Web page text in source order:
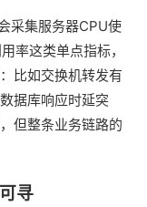
采集服务器CPU使
率这类单点指标，
比如交换机转发有
据库响应时延突
但整条业务链路的
寻